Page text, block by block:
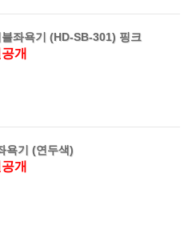
좌욕기 (HD-SB-301) 핑크
개
욕기 (연두색)
개